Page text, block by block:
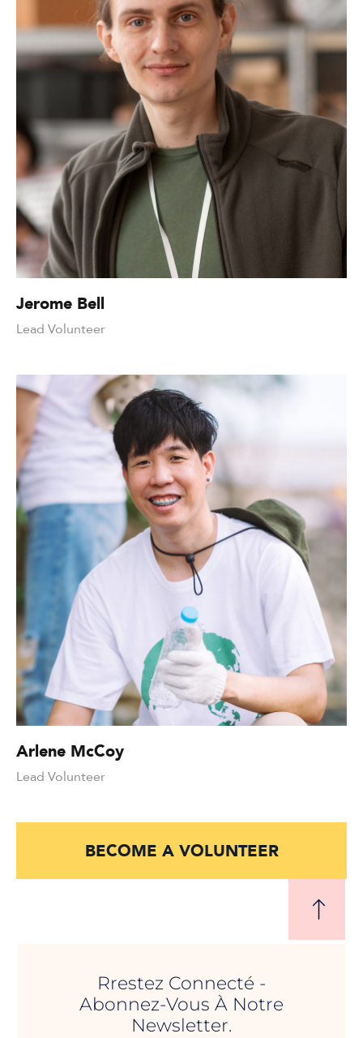
Jerome Bell
Lead Volunteer
Arlene McCoy
Lead Volunteer
BECOME A VOLUNTEER
Rrestez Connecté -
Abonnez-Vous À Notre
Newsletter.